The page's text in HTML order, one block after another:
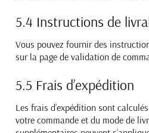
5.4 Instructions de
Vous pouvez fournir des
sur la page de validation de
5.5 Frais d’expédition
Les frais d’expédition sont
votre commande et du mode de